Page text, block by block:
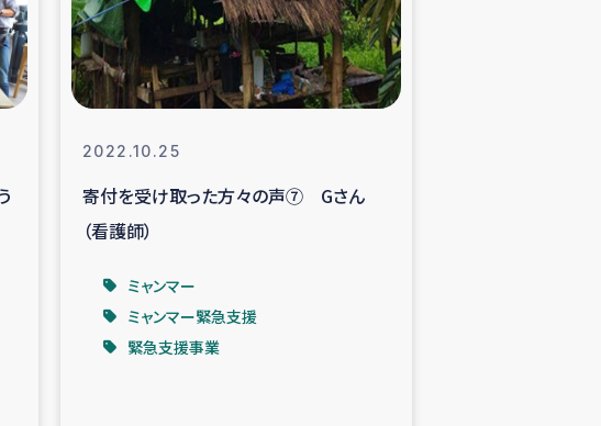
マウベシ郡でのコーヒー畑改善事業
女性の生計向上支援
2022.10.25
寄付を受け取った方々の声⑦ Gさん
（看護師）
ミャンマー
ミャンマー緊急支援
緊急支援事業